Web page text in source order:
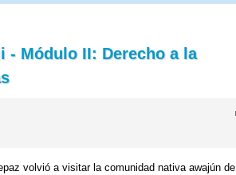
- Módulo II: Derecho a la
volvió a visitar la comunidad nativa awajún de